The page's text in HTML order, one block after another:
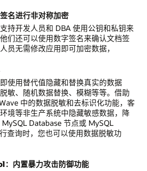
名进行非对称加密
持开发人员和 DBA 使用公钥和私钥来
们还可以使用数字签名来确认文档签
员无需修改应用即可加密数据，
使用替代值隐藏和替换真实的数据
敏、随机数据替换、模糊等等。借助
中的数据脱敏和去标识化功能，客
境等非生产系统中隐藏敏感数据，降
Database 节点或 MySQL
查询时，您也可以使用数据脱敏功
内置暴力攻击防御功能